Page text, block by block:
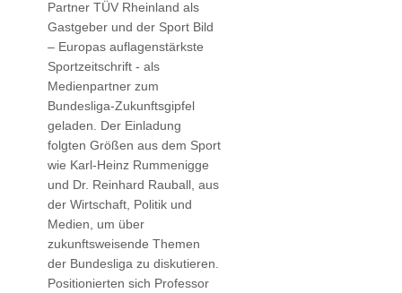
Partner TÜV Rheinland als
Gastgeber und der Sport Bild
– Europas auflagenstärkste
Sportzeitschrift - als
Medienpartner zum
Bundesliga-Zukunftsgipfel
geladen. Der Einladung
folgten Größen aus dem Sport
wie Karl-Heinz Rummenigge
und Dr. Reinhard Rauball, aus
der Wirtschaft, Politik und
Medien, um über
zukunftsweisende Themen
der Bundesliga zu diskutieren.
Positionierten sich Professor